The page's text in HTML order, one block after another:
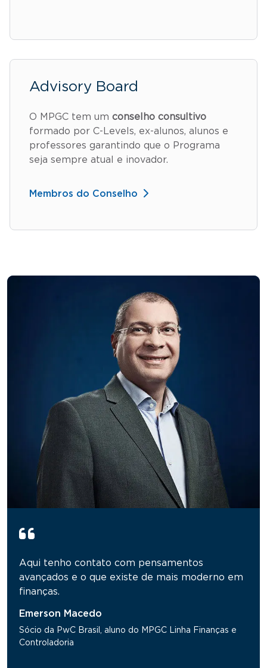
Advisory Board
O MPGC tem um conselho consultivo
formado por C-Levels, ex-alunos, alunos e
professores garantindo que o Programa
seja sempre atual e inovador.
Membros do Conselho
Aqui tenho contato com pensamentos
avançados e o que existe de mais moderno em
finanças.
Emerson Macedo
Sócio da PwC Brasil, aluno do MPGC Linha Finanças e
Controladoria